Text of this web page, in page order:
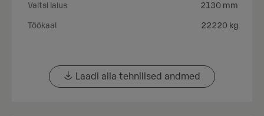
Valtsi laius
2130 mm
Töökaal
22220 kg
Laadi alla tehnilised andmed